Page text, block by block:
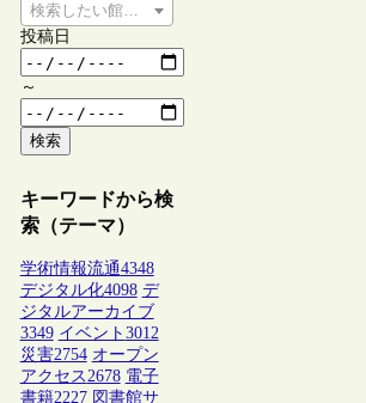
検索したい館種を選択してください
投稿日
～
検索
キーワードから検
索（テーマ）
学術情報流通4348
デジタル化4098 デ
ジタルアーカイブ
3349 イベント 3012
災害2754 オープン
アクセス2678 電子
書籍2227 図書館サ